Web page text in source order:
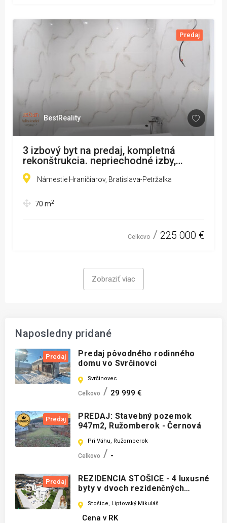
Predaj
BestReality
3 izbový byt na predaj, kompletná
rekonštrukcia. nepriechodné izby,
loggia, Klimatizácia, pekný výhľad
Petržalka www.bestreality.sk
Námestie Hraničiarov, Bratislava-Petržalka
70 m2
Celkovo 225 000 €
Zobraziť viac
Naposledny pridané
Predaj
Predaj pôvodného rodinného
domu vo Svrčinovci
Svrčinovec
Celkovo 29 999 €
Predaj
PREDAJ: Stavebný pozemok
947m2, Ružomberok - Černová
Pri Váhu, Ružomberok
Celkovo -
Predaj
REZIDENCIA STOŠICE - 4 luxusné
byty v dvoch rezidenčných
Stošice, Liptovský Mikuláš
Cena v RK